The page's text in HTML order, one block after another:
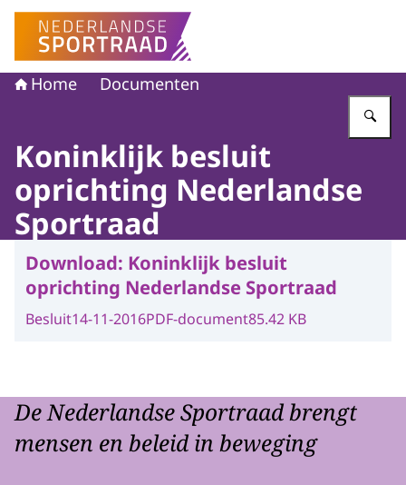
Naar de homepage van Nederlandse Sportraad
Home Documenten
Koninklijk besluit
oprichting Nederlandse
Sportraad
Download: Koninklijk besluit
oprichting Nederlandse Sportraad
Besluit14-11-2016PDF-document85.42 KB
De Nederlandse Sportraad brengt
mensen en beleid in beweging